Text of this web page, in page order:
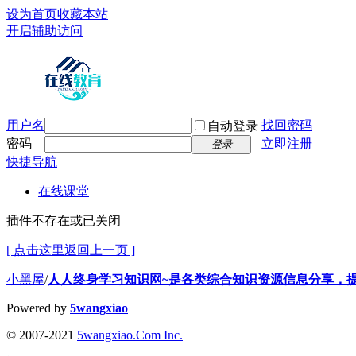
设为首页收藏本站
开启辅助访问
用户名 自动登录 找回密码
密码
登录
立即注册
快捷导航
在线课堂
插件不存在或已关闭
[ 点击这里返回上一页 ]
小黑屋/人人终身学习知识网~是各类综合知识资源信息分享，
Powered by 5wangxiao
© 2007-2021 5wangxiao.Com Inc.